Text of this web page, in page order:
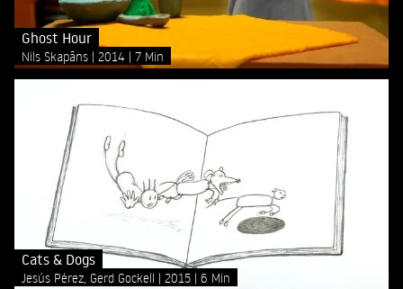
Ghost Hour
Nils Skapāns 2014 7 Min
Cats & Dogs
Jesús Pérez, Gerd Gockell 2015 6 Min